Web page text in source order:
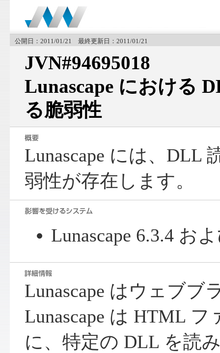
公開日：2011/01/21 最終更新日：2011/01/21
JVN#94695018
Lunascape における
る脆弱性
Lunascape には、DLL
弱性が存在します。
Lunascape 6.3.4 お
Lunascape はウェブブ
Lunascape は HTML
に、特定の DLL を読